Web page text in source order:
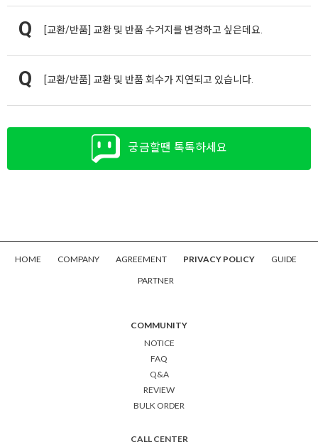
[교환/반품] 교환 및 반품 수거지를 변경하고 싶은데요.
[교환/반품] 교환 및 반품 회수가 지연되고 있습니다.
궁금할땐 톡톡하세요
HOME COMPANY AGREEMENT PRIVACY POLICY
GUIDE
PARTNER
COMMUNITY
NOTICE
FAQ
Q&A
REVIEW
BULK ORDER
CALL CENTER